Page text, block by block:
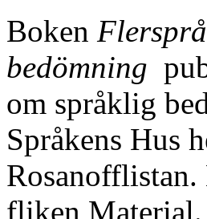
Boken
bedömning
om språklig
Språkens Hus
fliken Material.